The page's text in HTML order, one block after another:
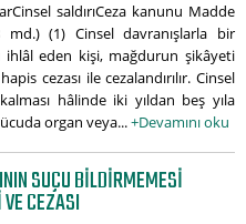
saldırıCeza kanunu Madde
md.) (1) Cinsel davranışlarla bir
ihlâl eden kişi, mağdurun şikâyeti
cezası ile cezalandırılır. Cinsel
hâlinde iki yıldan beş yıla
organ veya...+Devamını oku
SUÇU BILDIRMEMESI
CEZASI